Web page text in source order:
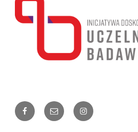
FacebookEmail Instagram